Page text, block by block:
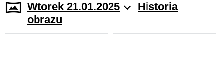
Wtorek 21.01.2025
Historia
obrazu